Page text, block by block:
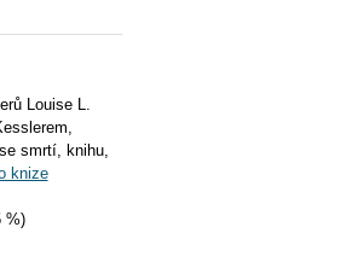
Louise L.
smrtí, knihu,
knize
%)